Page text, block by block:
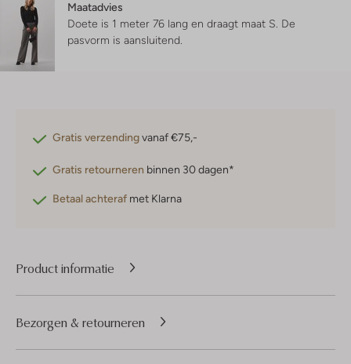
Maatadvies
Doete is 1 meter 76 lang en draagt maat S. De
pasvorm is aansluitend
Gratis verzendingvanaf €75,-
Gratis retourneren binnen 30 dagen*
Betaal achteraf met Klarna
Product informatie
Bezorgen & retourneren